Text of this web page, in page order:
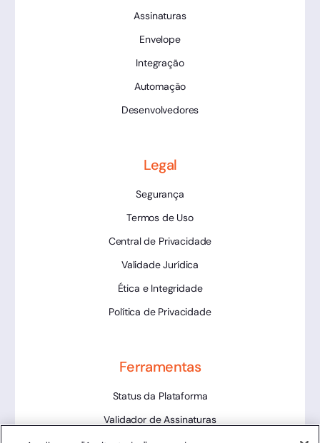
Assinaturas
Envelope
Integração
Automação
Desenvolvedores
Legal
Segurança
Termos de Uso
Central de Privacidade
Validade Jurídica
Ética e Integridade
Política de Privacidade
Ferramentas
Status da Plataforma
Validador de Assinaturas